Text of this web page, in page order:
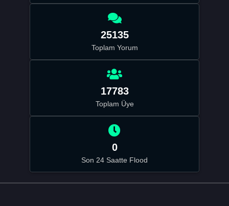
25135
Toplam Yorum
17783
Toplam Üye
0
Son 24 Saatte Flood